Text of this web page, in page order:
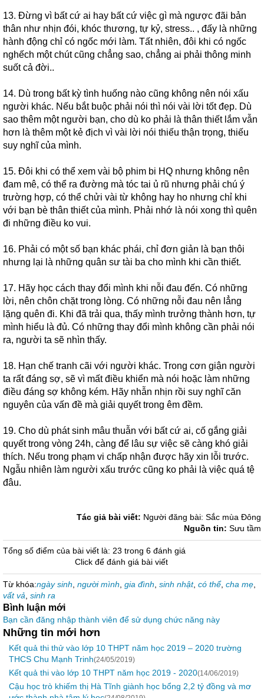
13. Đừng vì bất cứ ai hay bất cứ việc gì mà ngược đãi bản
thân như nhịn đói, khóc thương, tự kỷ, stress.. , đấy là những
hành động chỉ có ngốc mới làm. Tất nhiên, đôi khi có ngốc
nghếch một chút cũng chẳng sao, chẳng ai phải thông minh
suốt cả đời..
14. Dù trong bất kỳ tình huống nào cũng không nên nói xấu
người khác. Nếu bắt buộc phải nói thì nói vài lời tốt đẹp. Dù
sao thêm một người bạn, cho dù ko phải là thân thiết lắm vẫn
hơn là thêm một kẻ địch vì vài lời nói thiếu thận trọng, thiếu
suy nghĩ của mình.
15. Đôi khi có thể xem vài bộ phim bi HQ nhưng không nên
đam mê, có thể ra đường mà tóc tai ủ rũ nhưng phải chú ý
trường hợp, có thể chửi vài từ không hay ho nhưng chỉ khi
với bạn bè thân thiết của mình. Phải nhớ là nói xong thì quên
đi những điều ko vui.
16. Phải có một số bạn khác phái, chỉ đơn giản là bạn thôi
nhưng lại là những quân sư tài ba cho mình khi cần thiết.
17. Hãy học cách thay đổi mình khi nỗi đau đến. Có những
lời, nên chôn chặt trong lòng. Có những nỗi đau nên lẳng
lặng quên đi. Khi đã trải qua, thấy mình trưởng thành hơn, tự
mình hiểu là đủ. Có những thay đổi mình không cần phải nói
ra, người ta sẽ nhìn thấy.
18. Hạn chế tranh cãi với người khác. Trong cơn giận người
ta rất đáng sợ, sẽ vì mất điều khiển mà nói hoặc làm những
điều đáng sợ không kém. Hãy nhẫn nhịn rồi suy nghĩ căn
nguyên của vấn đề mà giải quyết trong êm đềm.
19. Cho dù phát sinh mâu thuẫn với bất cứ ai, cố gắng giải
quyết trong vòng 24h, càng để lâu sự việc sẽ càng khó giải
thích. Nếu trong phạm vi chấp nhận được hãy xin lỗi trước.
Ngẫu nhiên làm người xấu trước cũng ko phải là việc quá tệ
đâu.
Tác giả bài viết: Người đăng bài: Sắc mùa Đông
Nguồn tin: Sưu tầm
Tổng số điểm của bài viết là: 23 trong 6 đánh giá
Click để đánh giá bài viết
Từ khóa:ngày sinh người mình gia đình sinh nhật, có thể, cha mẹ
vất vả sinh ra
Bình luận mới
Bạn cần đăng nhập thành viên để sử dụng chức năng này
Những tin mới hơn
Kết quả thi thử vào lớp 10 THPT năm học 2019 – 2020 trường
THCS Chu Mạnh Trinh(24/05/2019)
Kết quả thi vào lớp 10 THPT năm học 2019 - 2020(14/06/2019)
Cậu học trò khiếm thị Hà Tĩnh giành học bổng 2,2 tỷ đồng và mơ